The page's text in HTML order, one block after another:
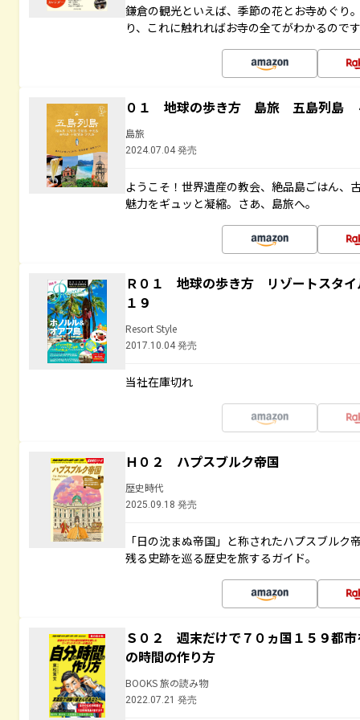
鎌倉の観光といえば、季節の花とお寺めぐり
り、これに触れればお寺の全てがわかるので
０１ 地球の歩き方 島旅 五島列島
島旅
2024.07.04 発売
ようこそ！世界遺産の教会、絶品島ごはん、
魅力をギュッと凝縮。さあ、島旅へ。
Ｒ０１ 地球の歩き方 リゾートスタ
１９
Resort Style
2017.10.04 発売
当社在庫切れ
Ｈ０２ ハプスブルク帝国
歴史時代
2025.09.18 発売
「日の沈まぬ帝国」と称されたハプスブル
残る史跡を巡る歴史を旅するガイド。
Ｓ０２ 週末だけで７０ヵ国１５９都
の時間の作り方
BOOKS 旅の読み物
2022.07.21 発売